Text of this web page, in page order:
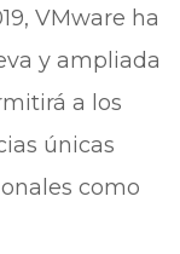
VMware ha
y ampliada
a los
únicas
como